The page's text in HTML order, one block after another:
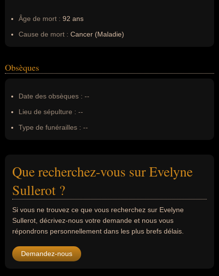
Âge de mort : 92 ans
Cause de mort : Cancer (Maladie)
Obsèques
Date des obsèques : --
Lieu de sépulture : --
Type de funérailles : --
Que recherchez-vous sur Evelyne
Sullerot ?
Si vous ne trouvez ce que vous recherchez sur Evelyne
Sullerot, décrivez-nous votre demande et nous vous
répondrons personnellement dans les plus brefs délais.
Demandez-nous